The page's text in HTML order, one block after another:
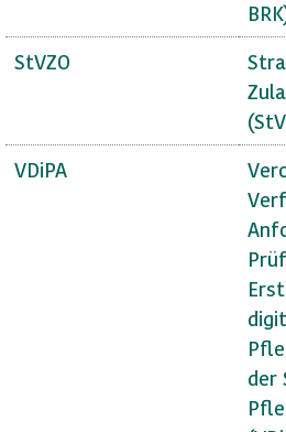
StVZO
VDiPA
der